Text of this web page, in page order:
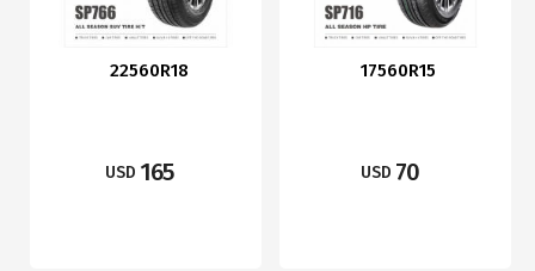
22560R18
USD 165
17560R15
USD 70